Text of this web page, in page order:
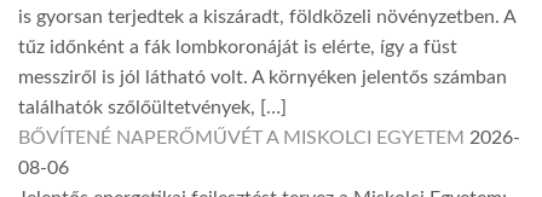
is gyorsan terjedtek a kiszáradt, földközeli növényzetben. A
tűz időnként a fák lombkoronáját is elérte, így a füst
messziről is jól látható volt. A környéken jelentős számban
találhatók szőlőültetvények, […]
BŐVÍTENÉ NAPERŐMŰVÉT A MISKOLCI EGYETEM 2026-
08-06